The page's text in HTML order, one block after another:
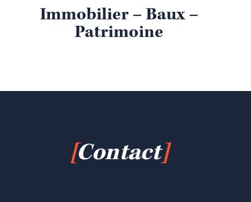
Immobilier – Baux –
Patrimoine
[Contact]